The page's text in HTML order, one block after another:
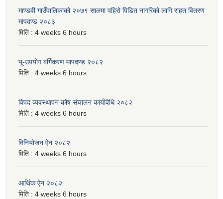
माण्डवी गाउँपालिकाको २०७९ सालमा पहिरो पिडित नागरिको लागि राहत वितरण
मापदण्ड २०८३
मिति : 4 weeks 6 hours
भू-उपयोग बर्गिकरण मापदण्ड २०८२
मिति : 4 weeks 6 hours
विपद व्यवस्थापन कोष संचालन कार्यविधि २०८२
मिति : 4 weeks 6 hours
विनियोजन ऐन २०८२
मिति : 4 weeks 6 hours
आर्थिक ऐन २०८२
मिति : 4 weeks 6 hours